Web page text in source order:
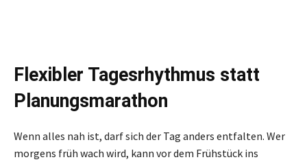
Flexibler Tagesrhythmus statt
Planungsmarathon
Wenn alles nah ist, darf sich der Tag anders entfalten. Wer
morgens früh wach wird, kann vor dem Frühstück ins